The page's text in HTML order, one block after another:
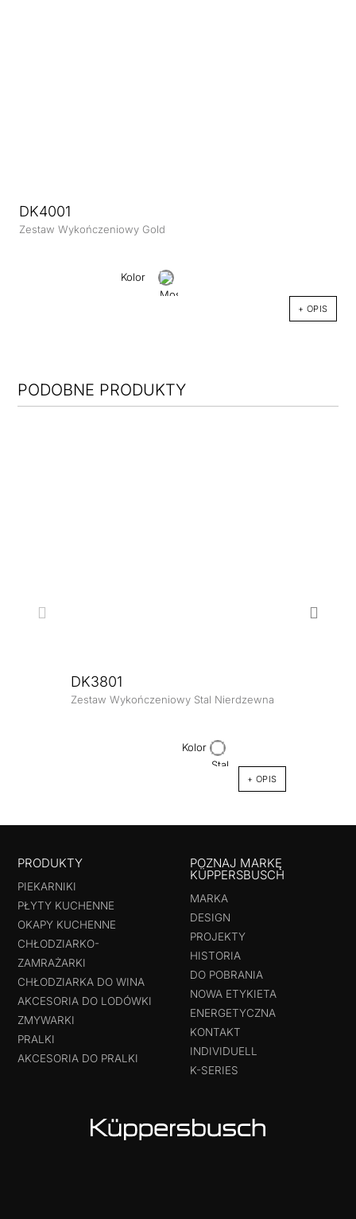
DK4001
Zestaw Wykończeniowy Gold
Kolor
+ OPIS
PODOBNE PRODUKTY
DK3801
Zestaw Wykończeniowy Stal Nierdzewna
Kolor
+ OPIS
PRODUKTY
PIEKARNIKI
PŁYTY KUCHENNE
OKAPY KUCHENNE
CHŁODZIARKO-
ZAMRAŻARKI
CHŁODZIARKA DO WINA
AKCESORIA DO LODÓWKI
ZMYWARKI
PRALKI
AKCESORIA DO PRALKI
POZNAJ MARKĘ
KÜPPERSBUSCH
MARKA
DESIGN
PROJEKTY
HISTORIA
DO POBRANIA
NOWA ETYKIETA
ENERGETYCZNA
KONTAKT
INDIVIDUELL
K-SERIES